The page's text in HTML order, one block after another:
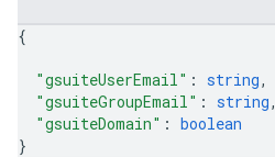
{
"gsuiteUserEmail" : string,
"gsuiteGroupEmail" : string,
"gsuiteDomain" : boolean
}